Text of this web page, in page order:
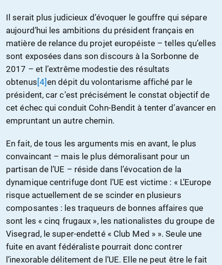
Il serait plus judicieux d’évoquer le gouffre qui sépare
aujourd’hui les ambitions du président français en
matière de relance du projet européiste – telles qu’elles
sont exposées dans son discours à la Sorbonne de
2017 – et l’extrême modestie des résultats
obtenus [4]en dépit du volontarisme affiché par le
président, car c’est précisément le constat objectif de
cet échec qui conduit Cohn-Bendit à tenter d’avancer en
empruntant un autre chemin.
En fait, de tous les arguments mis en avant, le plus
convaincant – mais le plus démoralisant pour un
partisan de l’UE – réside dans l’évocation de la
dynamique centrifuge dont l’UE est victime : « L’Europe
risque actuellement de se scinder en plusieurs
composantes : les traqueurs de bonnes affaires que
sont les « cinq frugaux », les nationalistes du groupe de
Visegrad, le super-endetté « Club Med » ». Seule une
fuite en avant fédéraliste pourrait donc contrer
l’inexorable délitement de l’UE. Elle ne peut être le fait